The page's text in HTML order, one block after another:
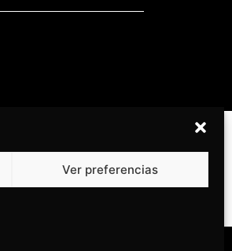
Ver preferencias